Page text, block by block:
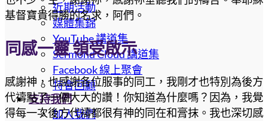
近期活動
媒體集錦
YouTube 講道集
Sermond Cloud 講道集
Facebook 線上聚會
特會回顧
支持我們
加入我們
基督寶貴得勝的名求，阿們。
同感一靈 領受啟示
感謝神，也感謝各位服事的同工，我剛才也特別為後方
代禱點了一個大大的讚！你知道為什麼嗎？因為，我覺
得每一次後方代禱都很有神的同在和膏抹。我也深切感